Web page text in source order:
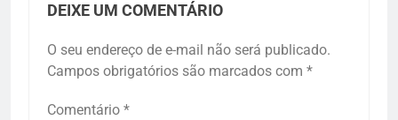
DEIXE UM COMENTÁRIO
O seu endereço de e-mail não será publicado.
Campos obrigatórios são marcados com *
Comentário *